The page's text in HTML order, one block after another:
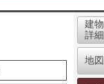
建物
詳細
地図